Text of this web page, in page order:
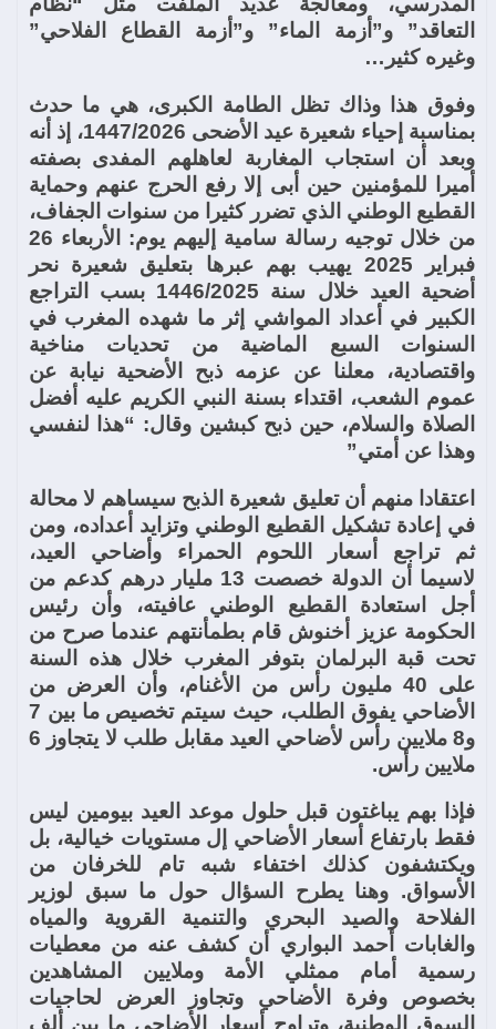
التعاقد” و”أزمة الماء” و”أزمة القطاع الفلاحي”
وغيره كثير…
وفوق هذا وذاك تظل الطامة الكبرى، هي ما حدث
بمناسبة إحياء شعيرة عيد الأضحى 1447/2026، إذ أنه
وبعد أن استجاب المغاربة لعاهلهم المفدى بصفته
أميرا للمؤمنين حين أبى إلا رفع الحرج عنهم وحماية
القطيع الوطني الذي تضرر كثيرا من سنوات الجفاف،
من خلال توجيه رسالة سامية إليهم يوم: الأربعاء 26
فبراير 2025 يهيب بهم عبرها بتعليق شعيرة نحر
أضحية العيد خلال سنة 1446/2025 بسب التراجع
الكبير في أعداد المواشي إثر ما شهده المغرب في
السنوات السبع الماضية من تحديات مناخية
واقتصادية، معلنا عن عزمه ذبح الأضحية نيابة عن
عموم الشعب، اقتداء بسنة النبي الكريم عليه أفضل
الصلاة والسلام، حين ذبح كبشين وقال: “هذا لنفسي
وهذا عن أمتي”
اعتقادا منهم أن تعليق شعيرة الذبح سيساهم لا محالة
في إعادة تشكيل القطيع الوطني وتزايد أعداده، ومن
ثم تراجع أسعار اللحوم الحمراء وأضاحي العيد،
لاسيما أن الدولة خصصت 13 مليار درهم كدعم من
أجل استعادة القطيع الوطني عافيته، وأن رئيس
الحكومة عزيز أخنوش قام بطمأنتهم عندما صرح من
تحت قبة البرلمان بتوفر المغرب خلال هذه السنة
على 40 مليون رأس من الأغنام، وأن العرض من
الأضاحي يفوق الطلب، حيث سيتم تخصيص ما بين 7
و8 ملايين رأس لأضاحي العيد مقابل طلب لا يتجاوز 6
ملايين رأس.
فإذا بهم يباغتون قبل حلول موعد العيد بيومين ليس
فقط بارتفاع أسعار الأضاحي إل مستويات خيالية، بل
ويكتشفون كذلك اختفاء شبه تام للخرفان من
الأسواق. وهنا يطرح السؤال حول ما سبق لوزير
الفلاحة والصيد البحري والتنمية القروية والمياه
والغابات أحمد البواري أن كشف عنه من معطيات
رسمية أمام ممثلي الأمة وملايين المشاهدين
بخصوص وفرة الأضاحي وتجاوز العرض لحاجيات
السوق الوطنية، وتراوح أسعار الأضاحي ما بين ألف